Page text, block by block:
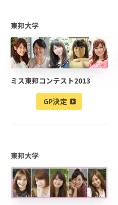
東邦大学
ミス東邦コンテスト2013
GP決定
東邦大学